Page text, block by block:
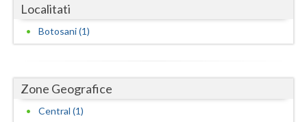
Dolj
Galati
Giurgiu
Gorj
Localitati
Botosani (1)
Zone Geografice
Central (1)